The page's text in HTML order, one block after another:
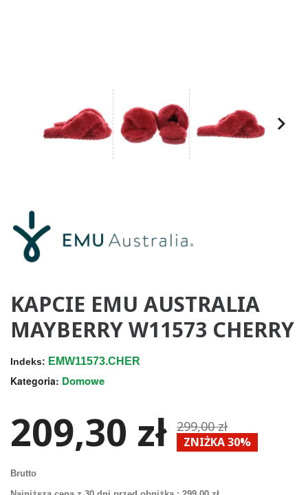
KAPCIE EMU AUSTRALIA
MAYBERRY W11573 CHERRY
Indeks: EMW11573.CHER
Kategoria: Domowe
209,30 zł 299,00 zł
ZNIŻKA 30%
Brutto